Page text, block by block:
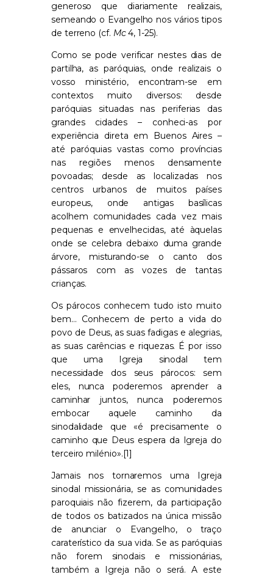
generoso que diariamente realizais,
semeando o Evangelho nos vários tipos
de terreno (cf. Mc4, 1-25).
Como se pode verificar nestes dias de
partilha, as paróquias, onde realizais o
vosso ministério, encontram-se em
contextos muito diversos: desde
paróquias situadas nas periferias das
grandes cidades – conheci-as por
experiência direta em Buenos Aires –
até paróquias vastas como províncias
nas regiões menos densamente
povoadas; desde as localizadas nos
centros urbanos de muitos países
europeus, onde antigas basílicas
acolhem comunidades cada vez mais
pequenas e envelhecidas, até àquelas
onde se celebra debaixo duma grande
árvore, misturando-se o canto dos
pássaros com as vozes de tantas
crianças.
Os párocos conhecem tudo isto muito
bem… Conhecem de perto a vida do
povo de Deus, as suas fadigas e alegrias,
as suas carências e riquezas. É por isso
que uma Igreja sinodal tem
necessidade dos seus párocos: sem
eles, nunca poderemos aprender a
caminhar juntos, nunca poderemos
embocar aquele caminho da
sinodalidade que «é precisamente o
caminho que Deus espera da Igreja do
terceiro milénio».[1]
Jamais nos tornaremos uma Igreja
sinodal missionária, se as comunidades
paroquiais não fizerem, da participação
de todos os batizados na única missão
de anunciar o Evangelho, o traço
caraterístico da sua vida. Se as paróquias
não forem sinodais e missionárias,
também a Igreja não o será. A este